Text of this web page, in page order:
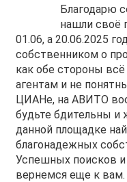
Благодарю
нашли своё
01.06, а 20.06.2025
собственником о
как обе стороны
агентам и не
ЦИАНе, на АВИТО
будьте бдительны и
данной площадке
благонадежных
Успешных поисков и
вернемся еще к вам.